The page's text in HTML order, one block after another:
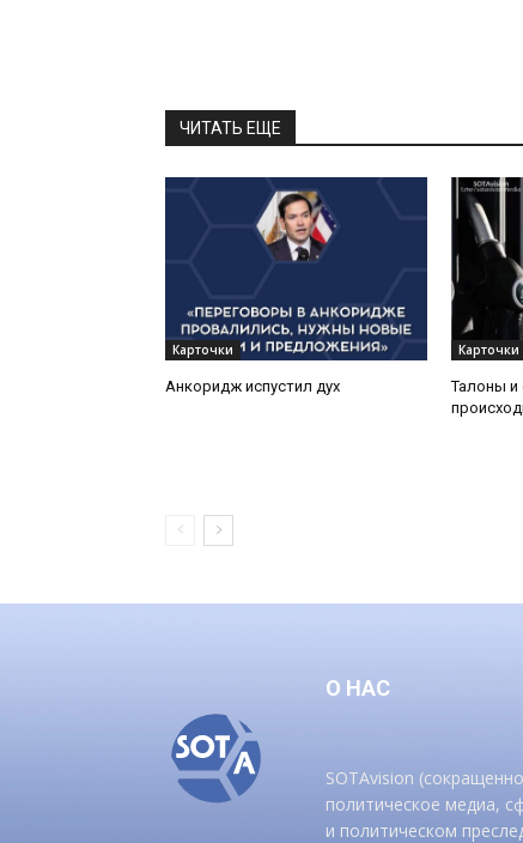
ЧИТАТЬ ЕЩЕ
Карточки
Анкоридж испустил дух
Карточки
Талоны и
О НАС
SOTAvision
политическое медиа,
и политическом